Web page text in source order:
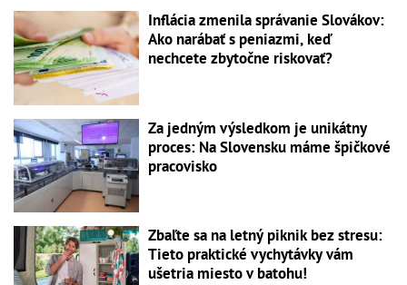
Inflácia zmenila správanie Slovákov:
Ako narábať s peniazmi, keď
nechcete zbytočne riskovať?
Za jedným výsledkom je unikátny
proces: Na Slovensku máme špičkové
pracovisko
Zbaľte sa na letný piknik bez stresu:
Tieto praktické vychytávky vám
ušetria miesto v batohu!